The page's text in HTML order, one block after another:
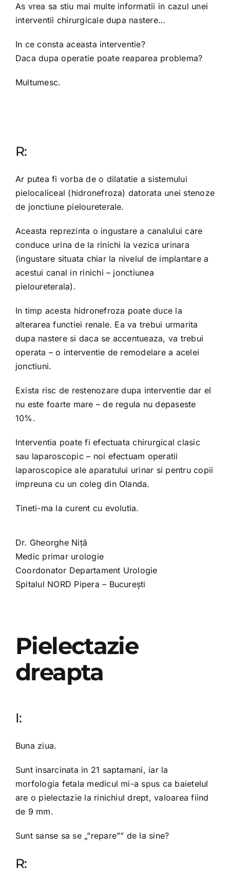
As vrea sa stiu mai multe informatii in cazul unei
interventii chirurgicale dupa nastere…
In ce consta aceasta interventie?
Daca dupa operatie poate reaparea problema?
Multumesc.
R:
Ar putea fi vorba de o dilatatie a sistemului
pielocaliceal (hidronefroza) datorata unei stenoze
de jonctiune pieloureterale.
Aceasta reprezinta o ingustare a canalului care
conduce urina de la rinichi la vezica urinara
(ingustare situata chiar la nivelul de implantare a
acestui canal in rinichi – jonctiunea
pieloureterala).
In timp acesta hidronefroza poate duce la
alterarea functiei renale. Ea va trebui urmarita
dupa nastere si daca se accentueaza, va trebui
operata – o interventie de remodelare a acelei
jonctiuni.
Exista risc de restenozare dupa interventie dar el
nu este foarte mare – de regula nu depaseste
10%.
Interventia poate fi efectuata chirurgical clasic
sau laparoscopic – noi efectuam operatii
laparoscopice ale aparatului urinar si pentru copii
impreuna cu un coleg din Olanda.
Tineti-ma la curent cu evolutia.
Dr. Gheorghe Niță
Medic primar urologie
Coordonator Departament Urologie
Spitalul NORD Pipera – București
Pielectazie
dreapta
I:
Buna ziua.
Sunt insarcinata in 21 saptamani, iar la
morfologia fetala medicul mi-a spus ca baietelul
are o pielectazie la rinichiul drept, valoarea fiind
de 9 mm.
Sunt sanse sa se „”repare”” de la sine?
R: